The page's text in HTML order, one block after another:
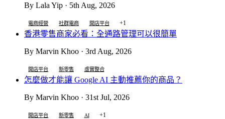
By Lala Yip · 5th Aug, 2026
電商經營 社群電商 開店平台 +1
香港零售商家必看：全通路管理可以很簡單
By Marvin Khoo · 3rd Aug, 2026
開店平台 新零售 虛實整合
怎麼做才能讓 Google AI 主動推薦你的商品？
By Marvin Khoo · 31st Jul, 2026
開店平台 新零售 AI +1